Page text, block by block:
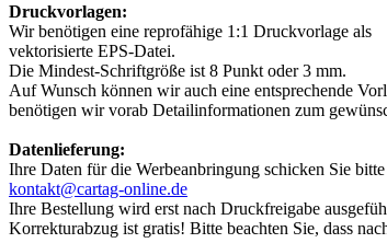
Druckvorlagen:
Wir benötigen eine reprofähige 1:1 Druckvorlage als
vektorisierte EPS-Datei.
Die Mindest-Schriftgröße ist 8 Punkt oder 3 mm.
Auf Wunsch können wir auch eine entsprechende
benötigen wir vorab Detailinformationen zum
Datenlieferung:
Ihre Daten für die Werbeanbringung schicken Sie bitte
kontakt@cartag-online.de
Ihre Bestellung wird erst nach Druckfreigabe
Korrekturabzug ist gratis! Bitte beachten Sie, dass